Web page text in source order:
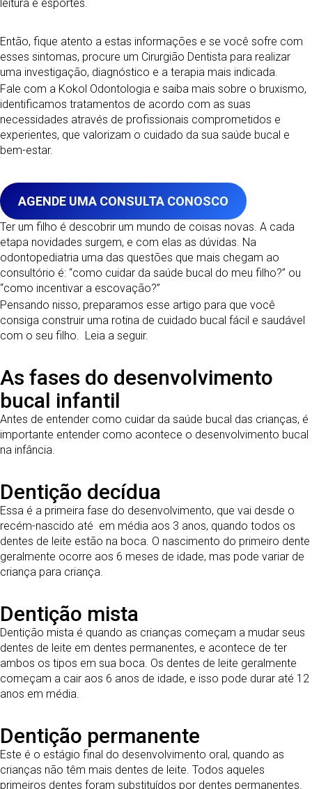
leitura e esportes.
Então, fique atento a estas informações e se você sofre com
esses sintomas, procure um Cirurgião Dentista para realizar
uma investigação, diagnóstico e a terapia mais indicada.
Fale com a Kokol Odontologia e saiba mais sobre o bruxismo,
identificamos tratamentos de acordo com as suas
necessidades através de profissionais comprometidos e
experientes, que valorizam o cuidado da sua saúde bucal e
bem-estar.
AGENDE UMA CONSULTA CONOSCO
Ter um filho é descobrir um mundo de coisas novas. A cada
etapa novidades surgem, e com elas as dúvidas. Na
odontopediatria uma das questões que mais chegam ao
consultório é: “como cuidar da saúde bucal do meu filho?” ou
“como incentivar a escovação?”
Pensando nisso, preparamos esse artigo para que você
consiga construir uma rotina de cuidado bucal fácil e saudável
com o seu filho. Leia a seguir.
As fases do desenvolvimento
bucal infantil
Antes de entender como cuidar da saúde bucal das crianças, é
importante entender como acontece o desenvolvimento bucal
na infância.
Dentição decídua
Essa é a primeira fase do desenvolvimento, que vai desde o
recém-nascido até em média aos 3 anos, quando todos os
dentes de leite estão na boca. O nascimento do primeiro dente
geralmente ocorre aos 6 meses de idade, mas pode variar de
criança para criança.
Dentição mista
Dentição mista é quando as crianças começam a mudar seus
dentes de leite em dentes permanentes, e acontece de ter
ambos os tipos em sua boca. Os dentes de leite geralmente
começam a cair aos 6 anos de idade, e isso pode durar até 12
anos em média.
Dentição permanente
Este é o estágio final do desenvolvimento oral, quando as
crianças não têm mais dentes de leite. Todos aqueles
primeiros dentes foram substituídos por dentes permanentes.